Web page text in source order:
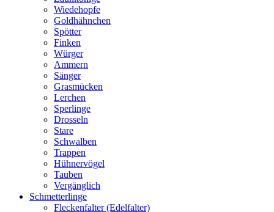
Wiedehopfe
Goldhähnchen
Spötter
Finken
Würger
Ammern
Sänger
Grasmücken
Lerchen
Sperlinge
Drosseln
Stare
Schwalben
Trappen
Hühnervögel
Tauben
Vergänglich
Schmetterlinge
Fleckenfalter (Edelfalter)